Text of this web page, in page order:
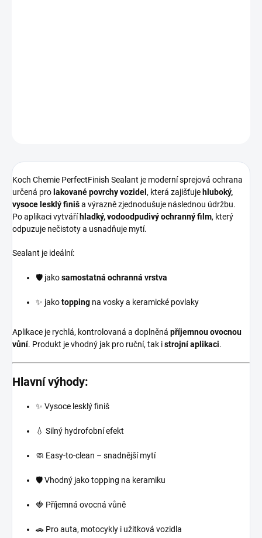
Koch Chemie PerfectFinish Sealant je moderní sprejová ochrana
určená pro lakované povrchy vozidel , která zajišťuje hluboký,
vysoce lesklý finiša výrazně zjednodušuje následnou údržbu.
Po aplikaci vytváří hladký, vodoodpudivý ochranný film, který
odpuzuje nečistoty a usnadňuje mytí.
Sealant je ideální:
🛡️ jakosamostatná ochranná vrstva
✨ jakotopping na vosky a keramické povlaky
Aplikace je rychlá, kontrolovaná a doplněná příjemnou ovocnou
vůní. Produkt je vhodný jak pro ruční, tak istrojní aplikaci.
Hlavní výhody:
✨ Vysoce lesklý finiš
💧 Silný hydrofobní efekt
🧼 Easy-to-clean – snadnější mytí
🛡️ Vhodný jako topping na keramiku
🍓 Příjemná ovocná vůně
🚗 Pro auta, motocykly i užitková vozidla